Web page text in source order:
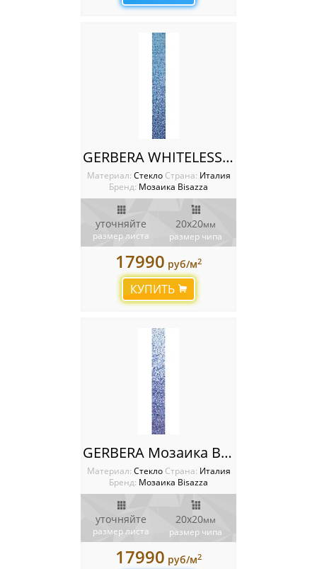
GERBERA WHITELESS Мозаика Bisazza SHADING BLENDS 20
Материал: Стекло Cтрана: Италия
Бренд: Мозаика Bisazza
уточняйте
размер листа
20x20мм
размер чипа
17990 руб/м2
КУПИТЬ
GERBERA Мозаика Bisazza SHADING BLENDS 20
Материал: Стекло Cтрана: Италия
Бренд: Мозаика Bisazza
уточняйте
размер листа
20x20мм
размер чипа
17990 руб/м2